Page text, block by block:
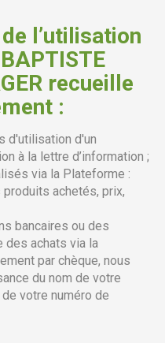
l’utilisation
recueille
:
d'utilisation d'un
à la lettre d’information ;
via la Plateforme :
achetés, prix,
bancaires ou des
des achats via la
par chèque, nous
du nom de votre
votre numéro de